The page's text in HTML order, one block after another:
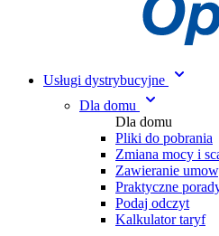
Usługi dystrybucyjne
Dla domu
Dla domu
Pliki do pobrania
Zmiana mocy i
Zawieranie
Praktyczne
Podaj odczyt
Kalkulator taryf